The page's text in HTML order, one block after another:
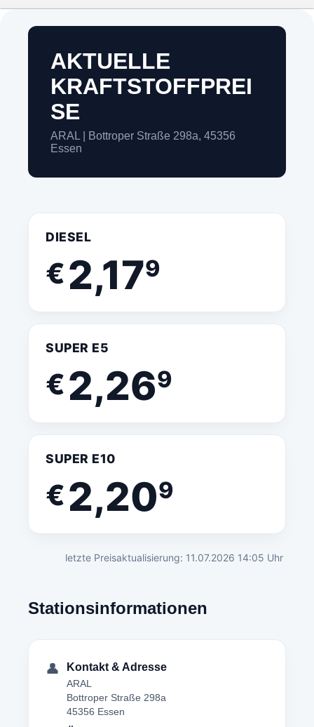
AKTUELLE
KRAFTSTOFFPREI
SE
ARAL | Bottroper Straße 298a, 45356
Essen
DIESEL
€2,179
SUPER E5
€2,269
SUPER E10
€2,209
letzte Preisaktualisierung: 11.07.2026 14:05 Uhr
Stationsinformationen
👤 Kontakt & Adresse
ARAL
Bottroper Straße 298a
45356 Essen